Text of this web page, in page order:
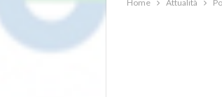
Home Attualità